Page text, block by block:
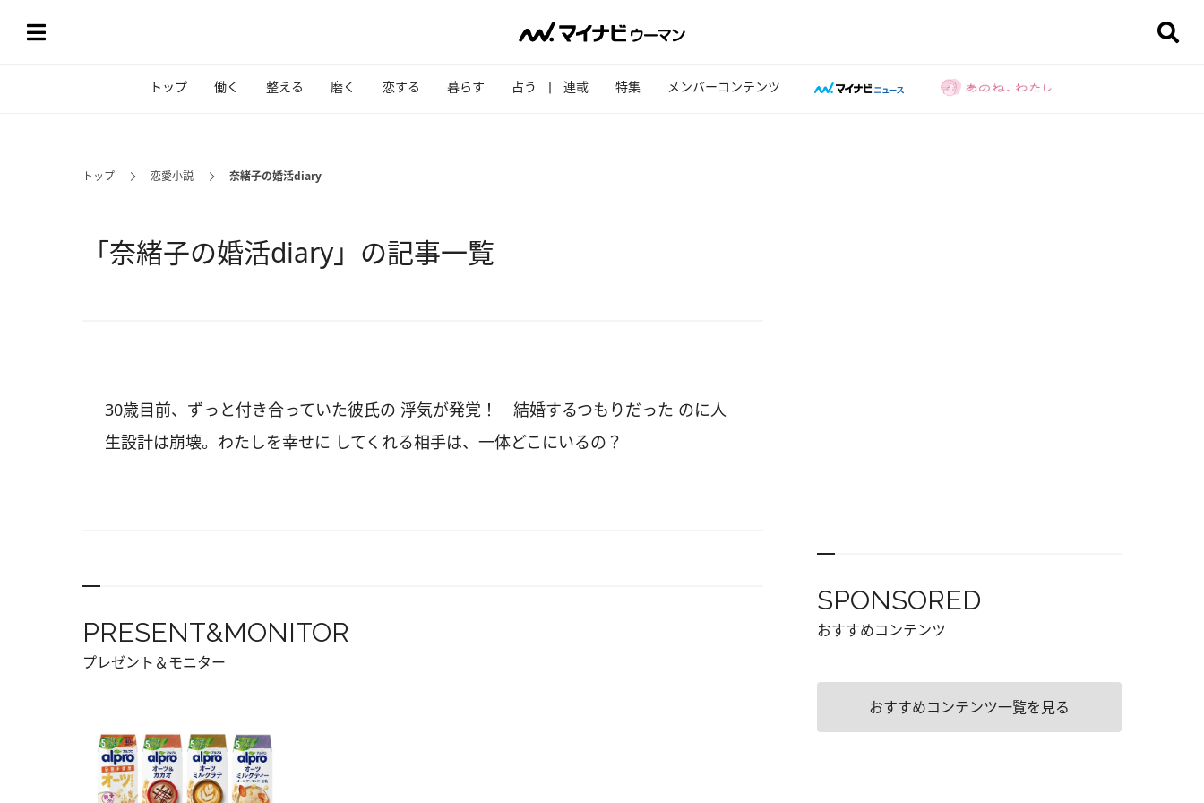
トップ 働く 整える 磨く 恋する 暮らす 占う 連載 特集 メンバーコンテンツ
トップ 恋愛小説 奈緒子の婚活diary
「奈緒子の婚活diary」の記事一覧
30歳目前、ずっと付き合っていた彼氏の 浮気が発覚！ 結婚するつもりだった のに人
生設計は崩壊。わたしを幸せに してくれる相手は、一体どこにいるの？
PRESENT&MONITOR
プレゼント＆モニター
SPONSORED
おすすめコンテンツ
おすすめコンテンツ一覧を見る